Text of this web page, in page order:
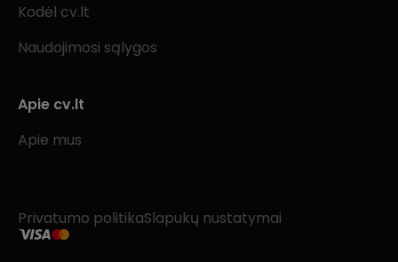
Kodėl cv.lt
Naudojimosi sąlygos
Apie cv.lt
Apie mus
Privatumo politikaSlapukų nustatymai